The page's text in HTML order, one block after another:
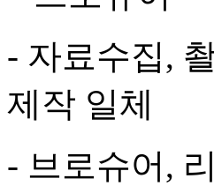
- 자료수집,
제작 일체
- 브로슈어,